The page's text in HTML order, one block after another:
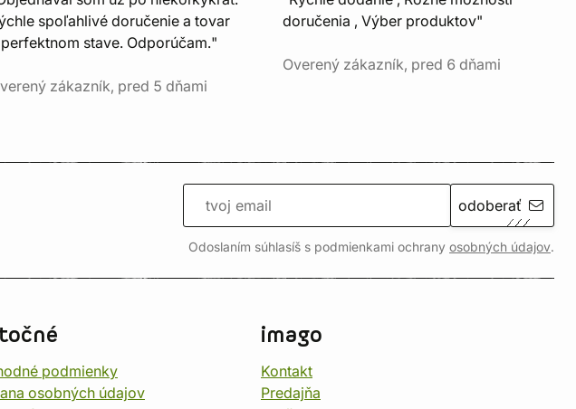
spoľahlivé doručenie a tovar
stave. Odporúčam."
zákazník, pred 5 dňami
doručenia , Výber produktov"
Overený zákazník, pred 6 dňami
odoberať
Odoslaním súhlasíš s podmienkami ochrany osobných údajov.
podmienky
osobných údajov
imago
Kontakt
Predajňa